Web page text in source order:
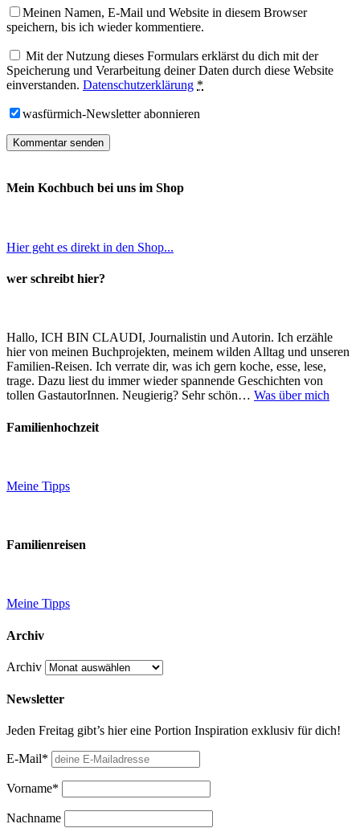
Meinen Namen, E-Mail und Website in diesem Browser
speichern, bis ich wieder kommentiere.
Mit der Nutzung dieses Formulars erklärst du dich mit der
Speicherung und Verarbeitung deiner Daten durch diese Website
einverstanden. Datenschutzerklärung *
wasfürmich-Newsletter abonnieren
Mein Kochbuch bei uns im Shop
Hier geht es direkt in den Shop...
wer schreibt hier?
Hallo, ICH BIN CLAUDI, Journalistin und Autorin. Ich erzähle
hier von meinen Buchprojekten, meinem wilden Alltag und unseren
Familien-Reisen. Ich verrate dir, was ich gern koche, esse, lese,
trage. Dazu liest du immer wieder spannende Geschichten von
tollen GastautorInnen. Neugierig? Sehr schön… Was über mich
Familienhochzeit
Meine Tipps
Familienreisen
Meine Tipps
Archiv
Archiv
Newsletter
Jeden Freitag gibt’s hier eine Portion Inspiration exklusiv für dich!
E-Mail*
Vorname*
Nachname